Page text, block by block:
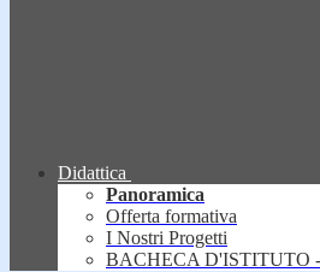
Didattica
Panoramica
Offerta formativa
I Nostri Progetti
BACHECA D'ISTITUTO -